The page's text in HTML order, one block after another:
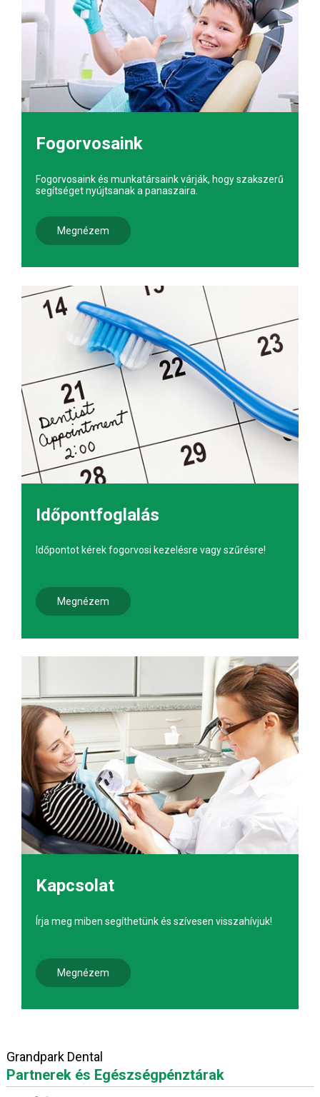
Fogorvosaink
Fogorvosaink és munkatársaink várják, hogy szakszerű
segítséget nyújtsanak a panaszaira.
Megnézem
Időpontfoglalás
Időpontot kérek fogorvosi kezelésre vagy szűrésre!
Megnézem
Kapcsolat
Írja meg miben segíthetünk és szívesen visszahívjuk!
Megnézem
Grandpark Dental
Partnerek és Egészségpénztárak